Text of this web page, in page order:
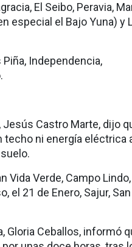
El Seibo, Peravia,
especial el Bajo Yuna) y
Independencia,
Jesús Castro Marte, dijo
techo ni energía eléctrica
Vida Verde, Campo Lindo,
el 21 de Enero, Sajur, San
Gloria Ceballos, informó